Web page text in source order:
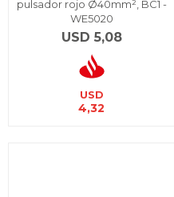
pulsador rojo Ø40mm², BC1 -
WE5020
USD 5,08
USD
4,32